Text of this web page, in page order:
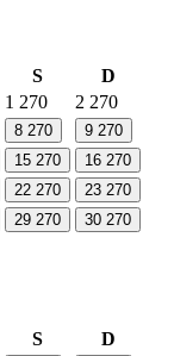
S
D
1 270 2 270
8 270 9 270
15 270 16 270
22 270 23 270
29 270 30 270
S D